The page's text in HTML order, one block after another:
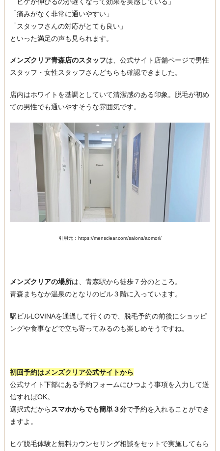
「痛みがなく非常に通いやすい」
「スタッフさんの対応がとても良い」
といった満足の声も見られます。
メンズクリア青森店のスタッフは、公式サイト店舗ページで男性
スタッフ・女性スタッフさんどちらも確認できました。
店内はホワイトを基調としていて清潔感のある印象。脱毛が初め
ての男性でも通いやすそうな雰囲気です。
引用元：https://mensclear.com/salons/aomori/
メンズクリアの場所は、青森駅から徒歩７分のところ。
青森まちなか温泉のとなりのビル３階に入っています。
駅ビルLOVINAを通過して行くので、脱毛予約の前後にショッピ
ングや食事などで立ち寄ってみるのも楽しめそうですね。
初回予約はメンズクリア公式サイトから
公式サイト下部にある予約フォームにひつよう事項を入力して送
信すればOK。
選択式だから スマホからでも簡単３分で予約を入れることができ
ますよ。
ヒゲ脱毛体験と無料カウンセリング相談をセットで実施してもら